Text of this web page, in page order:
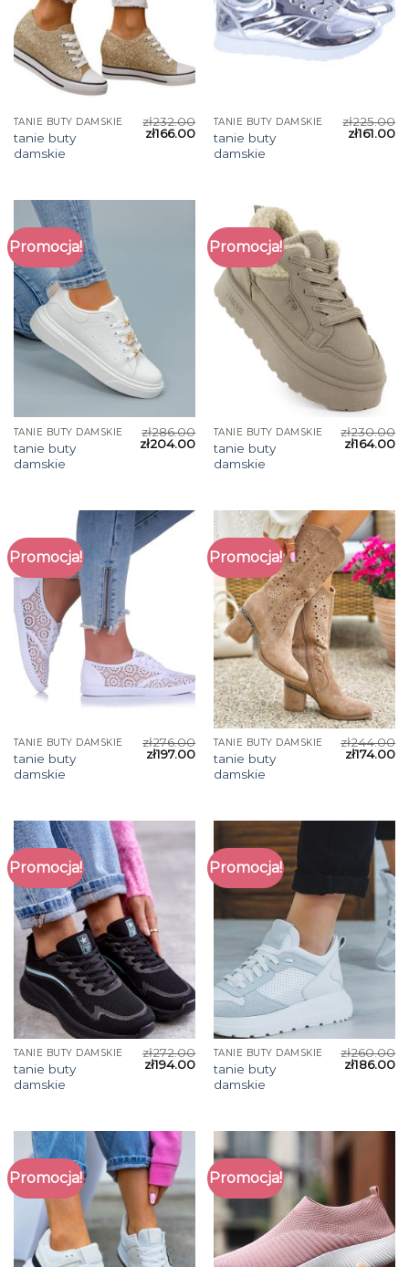
TANIE BUTY DAMSKIE
tanie buty
damskie
zł232.00
zł166.00
TANIE BUTY DAMSKIE
tanie buty
damskie
zł225.00
zł161.00
Promocja!
TANIE BUTY DAMSKIE
tanie buty
damskie
zł286.00
zł204.00
Promocja!
TANIE BUTY DAMSKIE
tanie buty
damskie
zł230.00
zł164.00
Promocja!
TANIE BUTY DAMSKIE
tanie buty
damskie
zł276.00
zł197.00
Promocja!
TANIE BUTY DAMSKIE
tanie buty
damskie
zł244.00
zł174.00
Promocja!
TANIE BUTY DAMSKIE
tanie buty
damskie
zł272.00
zł194.00
Promocja!
TANIE BUTY DAMSKIE
tanie buty
damskie
zł260.00
zł186.00
Promocja! Promocja!